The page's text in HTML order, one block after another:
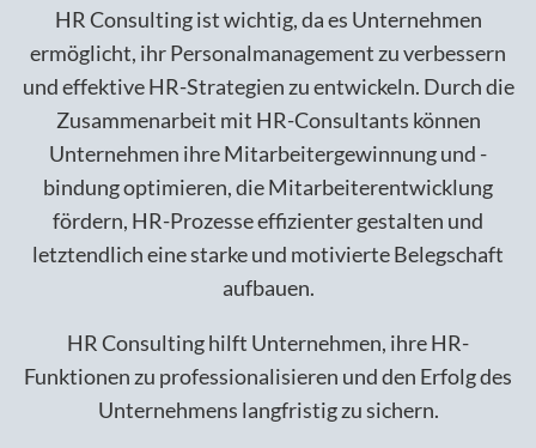
HR Consulting ist wichtig, da es Unternehmen
ermöglicht, ihr Personalmanagement zu verbessern
und effektive HR-Strategien zu entwickeln. Durch die
Zusammenarbeit mit HR-Consultants können
Unternehmen ihre Mitarbeitergewinnung und -
bindung optimieren, die Mitarbeiterentwicklung
fördern, HR-Prozesse effizienter gestalten und
letztendlich eine starke und motivierte Belegschaft
aufbauen.
HR Consulting hilft Unternehmen, ihre HR-
Funktionen zu professionalisieren und den Erfolg des
Unternehmens langfristig zu sichern.